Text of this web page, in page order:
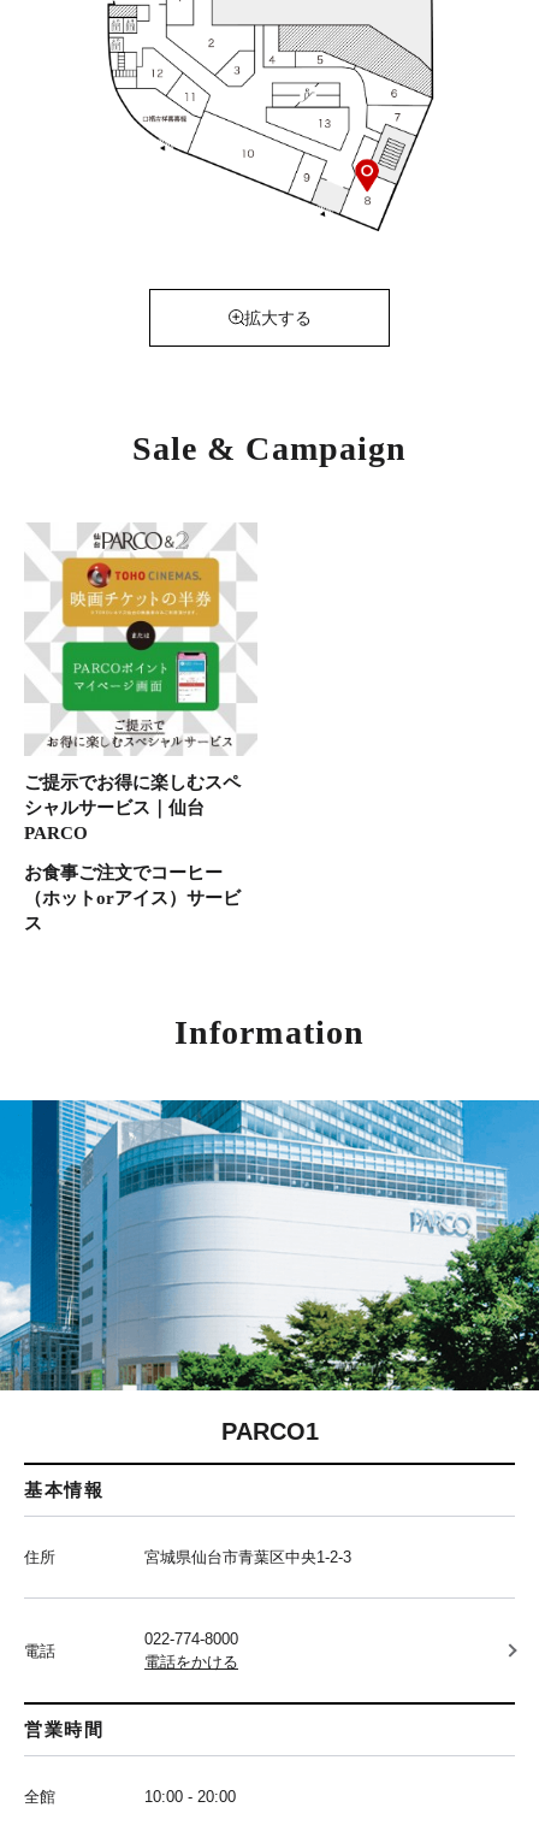
拡大する
Sale & Campaign
ご提示でお得に楽しむスペ
シャルサービス｜仙台
PARCO
お食事ご注文でコーヒー
（ホットorアイス）サービ
ス
Information
PARCO1
基本情報
住所 宮城県仙台市青葉区中央1-2-3
電話
022-774-8000
電話をかける
営業時間
全館 10:00 - 20:00